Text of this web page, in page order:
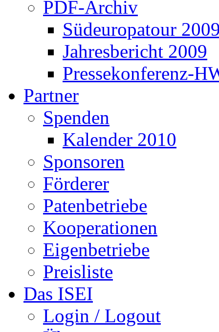
PDF-Archiv
Südeuropatour
Jahresbericht 2009
Pressekonferenz-
Partner
Spenden
Kalender 2010
Sponsoren
Förderer
Patenbetriebe
Kooperationen
Eigenbetriebe
Preisliste
Das ISEI
Login / Logout